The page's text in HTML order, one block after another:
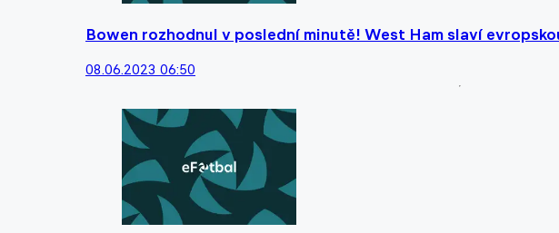
Bowen rozhodnul v poslední minutě! West Ham slaví
08.06.2023 06:50